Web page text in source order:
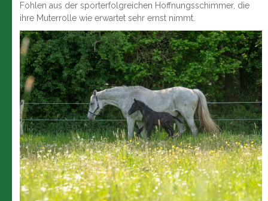
Fohlen aus der sporterfolgreichen Hoffnungsschimmer, die
ihre Muterrolle wie erwartet sehr ernst nimmt.